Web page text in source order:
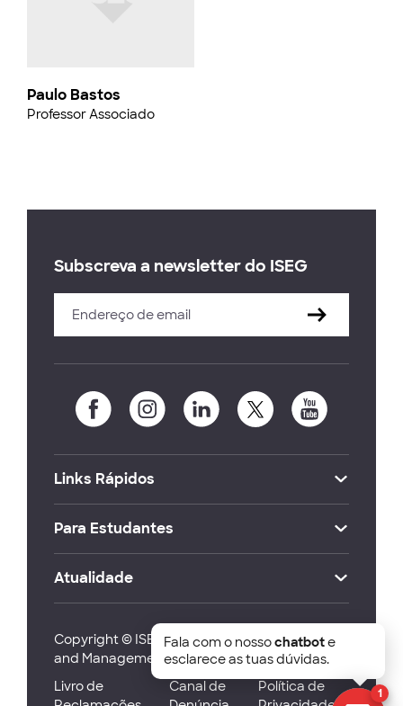
Paulo Bastos
Professor Associado
Subscreva a newsletter do ISEG
Links Rápidos
Para Estudantes
Atualidade
Copyright © ISEG Lisbon School of Economics
and Management 2026
Livro de
Canal de
Política de
1
Fala com o nossochatbote
esclarece as tuas dúvidas.